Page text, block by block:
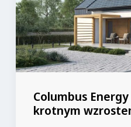
Columbus Energy
krotnym